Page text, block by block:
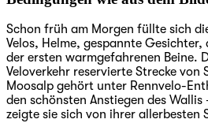
Schon früh am Morgen füllte sich
Velos, Helme, gespannte Gesichter,
der ersten warmgefahrenen Beine.
Veloverkehr reservierte Strecke von
Moosalp gehört unter Rennvelo-
den schönsten Anstiegen des Wallis
zeigte sie sich von ihrer allerbesten